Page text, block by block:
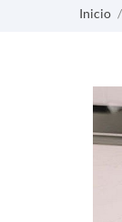
Inicio